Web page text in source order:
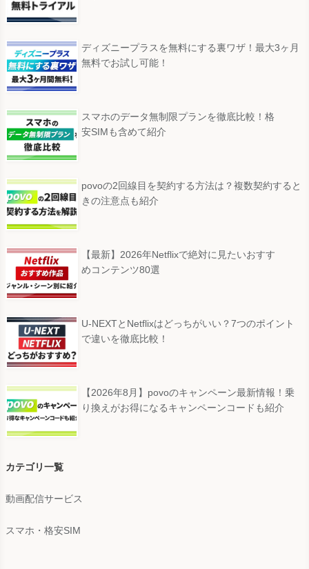
ディズニープラスを無料にする裏ワザ！最大3ヶ月
無料でお試し可能！
スマホのデータ無制限プランを徹底比較！格
安SIMも含めて紹介
povoの2回線目を契約する方法は？複数契約すると
きの注意点も紹介
【最新】2026年Netflixで絶対に見たいおすす
めコンテンツ80選
U-NEXTとNetflixはどっちがいい？7つのポイント
で違いを徹底比較！
【2026年8月】povoのキャンペーン最新情報！乗
り換えがお得になるキャンペーンコードも紹介
カテゴリ一覧
動画配信サービス
スマホ・格安SIM